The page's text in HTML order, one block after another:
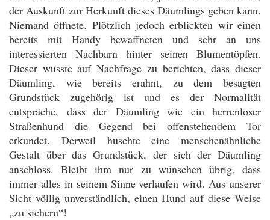
der Auskunft zur Herkunft dieses Däumlings geben kann.
Niemand öffnete. Plötzlich jedoch erblickten wir einen
bereits mit Handy bewaffneten und sehr an uns
interessierten Nachbarn hinter seinen Blumentöpfen.
Dieser wusste auf Nachfrage zu berichten, dass dieser
Däumling, wie bereits erahnt, zu dem besagten
Grundstück zugehörig ist und es der Normalität
entspräche, dass der Däumling wie ein herrenloser
Straßenhund die Gegend bei offenstehendem Tor
erkundet. Derweil huschte eine menschenähnliche
Gestalt über das Grundstück, der sich der Däumling
anschloss. Bleibt ihm nur zu wünschen übrig, dass
immer alles in seinem Sinne verlaufen wird. Aus unserer
Sicht völlig unverständlich, einen Hund auf diese Weise
„zu sichern“!